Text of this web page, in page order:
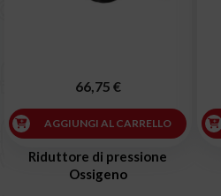
Riduttore di pressione
Ossigeno
66,75 €
AGGIUNGI AL CARRELLO